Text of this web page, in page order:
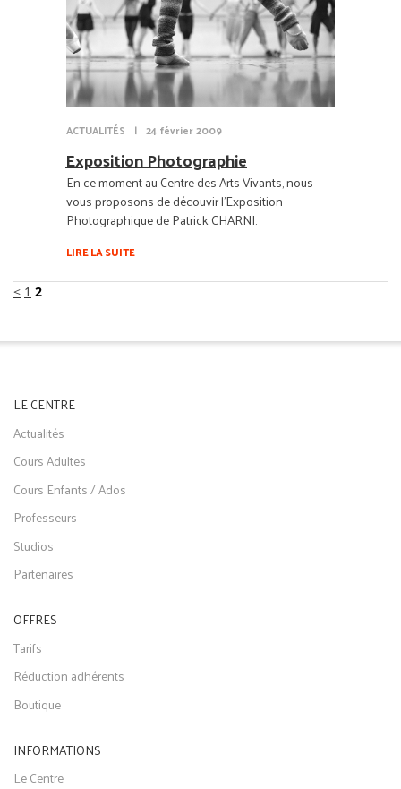
ACTUALITÉS | 24 février 2009
Exposition Photographie
En ce moment au Centre des Arts Vivants, nous
vous proposons de découvir l'Exposition
Photographique de Patrick CHARNI.
LIRE LA SUITE
< 1 2
LE CENTRE
Actualités
Cours Adultes
Cours Enfants / Ados
Professeurs
Studios
Partenaires
OFFRES
Tarifs
Réduction adhérents
Boutique
INFORMATIONS
Le Centre